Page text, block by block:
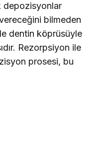
depozisyonlar
bilmeden
dentin köprüsüyle
Rezorpsiyon ile
prosesi, bu